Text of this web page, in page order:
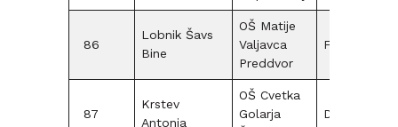
86
Lobnik Šavs
Bine
OŠ Matije
Valjavca
Preddvor
F09
87
Krstev
Antonia
OŠ Cvetka
Golarja
D12